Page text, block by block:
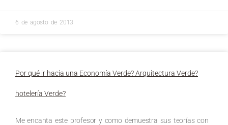
6 de agosto de 2013
Por qué ir hacia una Economía Verde? Arquitectura Verde?
hotelería Verde?
Me encanta este profesor y como demuestra sus teorías con